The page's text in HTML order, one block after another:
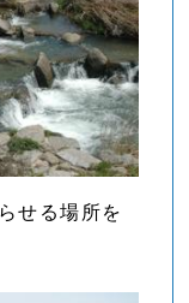
せる場所を